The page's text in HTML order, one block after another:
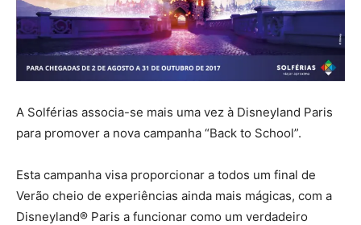
A Solférias associa-se mais uma vez à Disneyland Paris
para promover a nova campanha “Back to School”.
Esta campanha visa proporcionar a todos um final de
Verão cheio de experiências ainda mais mágicas, com a
Disneyland® Paris a funcionar como um verdadeiro